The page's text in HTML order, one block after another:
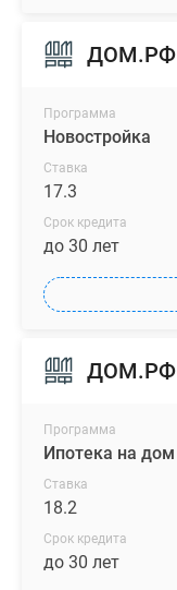
ДОМ.РФ
Программа
Новостройка
Ставка
17.3
Срок кредита
до 30 лет
ДОМ.РФ
Программа
Ипотека на дом
Ставка
18.2
Срок кредита
до 30 лет